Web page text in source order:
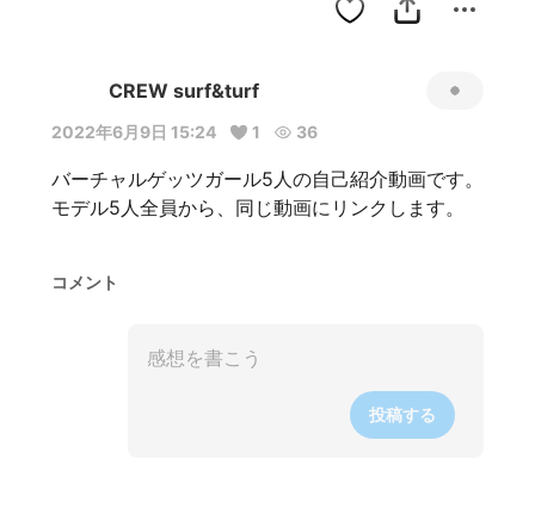
CREW surf&turf
2022年6月9日 15:24 1 36
バーチャルゲッツガール5人の自己紹介動画です。
モデル5人全員から、同じ動画にリンクします。
コメント
投稿する